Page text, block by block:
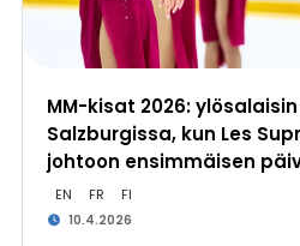
MM-kisat 2026:
Salzburgissa, kun Les
johtoon ensimmäisen
EN FR FI
10.4.2026